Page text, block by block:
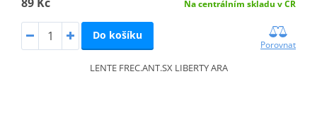
Na centrálním skladu v ČR
Do košíku
Porovnat
LENTE FREC.ANT.SX LIBERTY ARA